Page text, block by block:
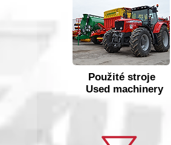
Použité stroje
Used machinery